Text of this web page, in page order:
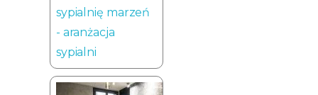
sypialnię marzeń
- aranżacja
sypialni